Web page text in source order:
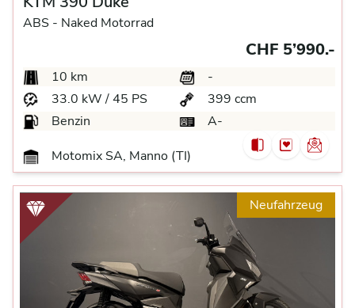
ABS - Naked Motorrad
CHF 5’990.-
10 km
-
33.0 kW / 45 PS
399 ccm
Benzin
A-
Motomix SA, Manno (TI)
Neufahrzeug